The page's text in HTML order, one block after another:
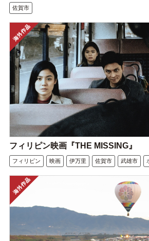
佐賀市
フィリピン映画『THE MISSING』
フィリピン 映画 伊万里 佐賀市 武雄市